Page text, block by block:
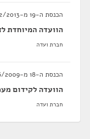
הכנסת ה-19 מ-05/02/2013 עד 31/03/2015
הוועדה המיוחדת
חברת ועדה
הכנסת ה-18 מ-09/06/2009 עד 05/02/2013
הוועדה לקידום
חברת ועדה